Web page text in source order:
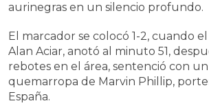
aurinegras en un silencio profundo.
El marcador se colocó 1-2, cuando
Alan Aciar, anotó al minuto 51,
rebotes en el área, sentenció con
quemarropa de Marvin Phillip,
España.